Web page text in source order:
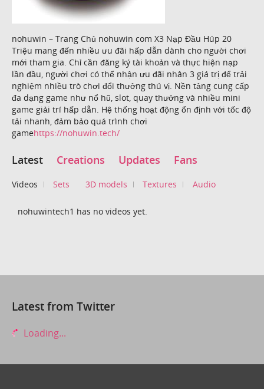
nohuwin – Trang Chủ nohuwin com X3 Nạp Đầu Húp 20
Triệu mang đến nhiều ưu đãi hấp dẫn dành cho người chơi
mới tham gia. Chỉ cần đăng ký tài khoản và thực hiện nạp
lần đầu, người chơi có thể nhận ưu đãi nhân 3 giá trị để trải
nghiệm nhiều trò chơi đổi thưởng thú vị. Nền tảng cung cấp
đa dạng game như nổ hũ, slot, quay thưởng và nhiều mini
game giải trí hấp dẫn. Hệ thống hoạt động ổn định với tốc độ
tải nhanh, đảm bảo quá trình chơi
gamehttps://nohuwin.tech/
Latest Creations Updates Fans
Videos Sets 3D models Textures Audio
nohuwintech1 has no videos yet.
Latest from Twitter
Loading...